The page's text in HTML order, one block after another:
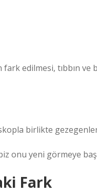
fark edilmesi, tıbbın
birlikte
onu yeni görmeye
Fark